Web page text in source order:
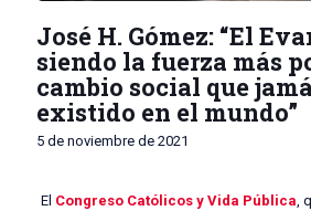
José H. Gómez: “El
siendo la fuerza más
cambio social que
existido en el mundo”
5 de noviembre de 2021
El Congreso Católicos y Vida Pública ,